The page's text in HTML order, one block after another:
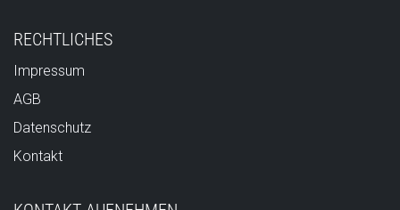
RECHTLICHES
Impressum
AGB
Datenschutz
Kontakt